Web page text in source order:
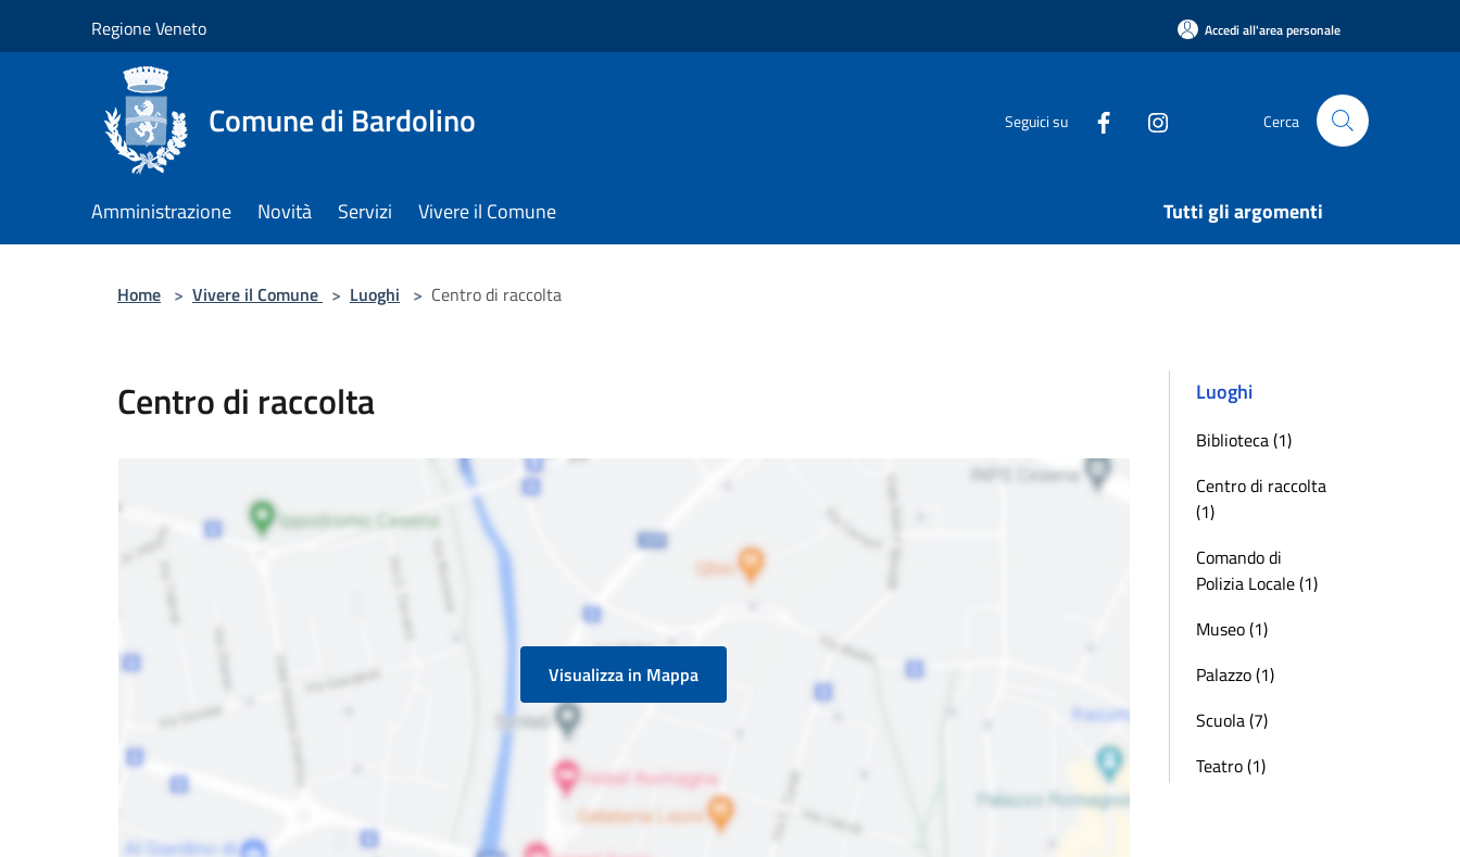
Regione Veneto Accedi all'area personale
Comune di Bardolino Seguici su Cerca
Amministrazione Novità Servizi Vivere il Comune Tutti gli argomenti
Home > Vivere il Comune > Luoghi > Centro di raccolta
Centro di raccolta
Visualizza in Mappa
Luoghi
Biblioteca (1)
Centro di raccolta
(1)
Comando di
Polizia Locale (1)
Museo (1)
Palazzo (1)
Scuola (7)
Teatro (1)